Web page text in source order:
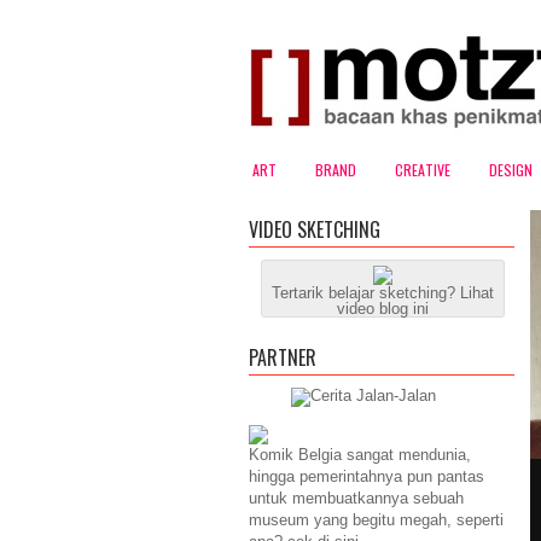
ART BRAND CREATIVE DESIGN
VIDEO SKETCHING
Tertarik belajar sketching? Lihat
video blog ini
PARTNER
Komik Belgia sangat mendunia,
hingga pemerintahnya pun pantas
untuk membuatkannya sebuah
museum yang begitu megah, seperti